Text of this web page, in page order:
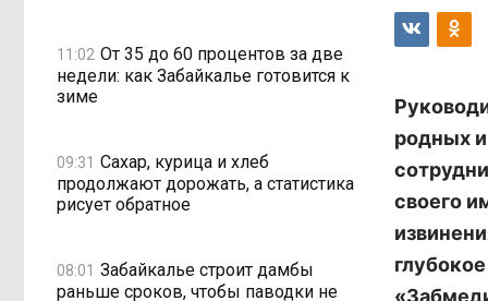
11:02 От 35 до 60 процентов за две
недели: как Забайкалье готовится к
зиме
09:31 Сахар, курица и хлеб
продолжают дорожать, а статистика
рисует обратное
08:01 Забайкалье строит дамбы
раньше сроков, чтобы паводки не
родных
своего